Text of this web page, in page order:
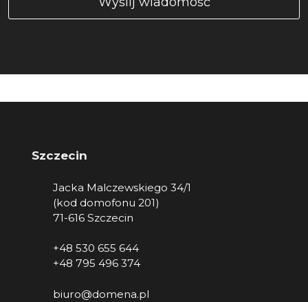
Szczecin
Jacka Malczewskiego 34/1
(kod domofonu 201)
71-616 Szczecin
+48 530 655 644
+48 795 496 374
biuro@domena.pl